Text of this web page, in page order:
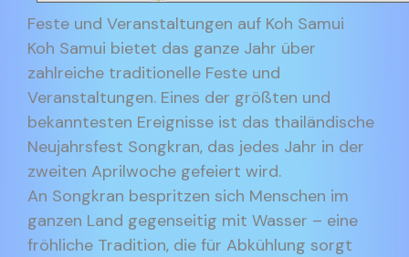
Feste und Veranstaltungen auf Koh Samui
Koh Samui bietet das ganze Jahr über
zahlreiche traditionelle Feste und
Veranstaltungen. Eines der größten und
bekanntesten Ereignisse ist das thailändische
Neujahrsfest Songkran, das jedes Jahr in der
zweiten Aprilwoche gefeiert wird.
An Songkran bespritzen sich Menschen im
ganzen Land gegenseitig mit Wasser – eine
fröhliche Tradition, die für Abkühlung sorgt